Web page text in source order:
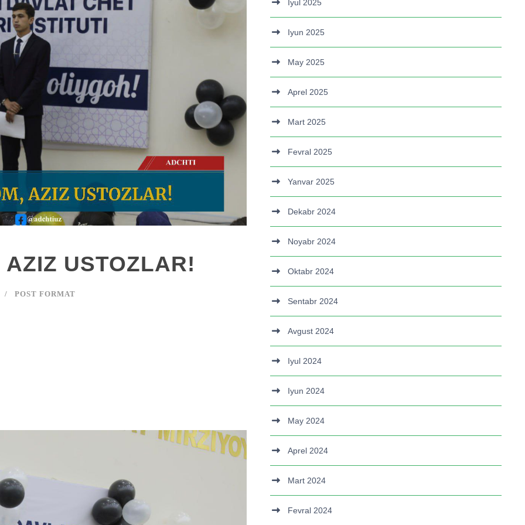
USTOZLAR!
POST FORMAT
Iyul 2025
Iyun 2025
May 2025
Aprel 2025
Mart 2025
Fevral 2025
Yanvar 2025
Dekabr 2024
Noyabr 2024
Oktabr 2024
Sentabr 2024
Avgust 2024
Iyul 2024
Iyun 2024
May 2024
Aprel 2024
Mart 2024
Fevral 2024